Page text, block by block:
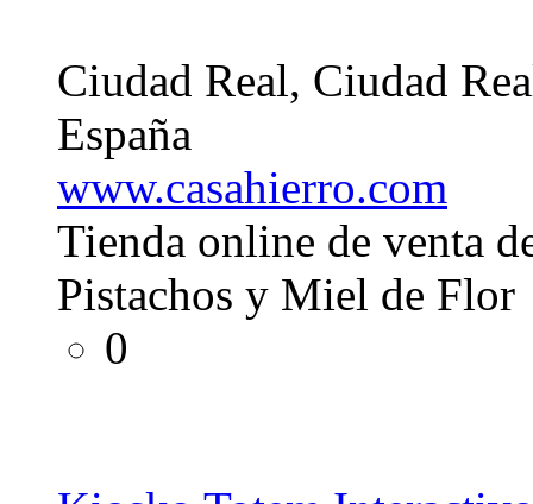
Ciudad Real, Ciudad
España
www.casahierro.com
Tienda online de venta
Pistachos y Miel de Flor
0